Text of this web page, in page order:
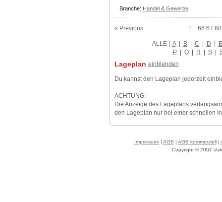
Branche: Handel & Gewerbe
« Previous 1 66 67 68
ALLE| A | B | C | D | E
P | Q | R | S |
Lageplan einblenden
Du kannst den Lageplan jederzeit
ACHTUNG:
Die Anzeige des Lageplans
den Lageplan nur bei einer schnellen
Impressum| AGB | AGB kommerziell|
Copyright © 2007